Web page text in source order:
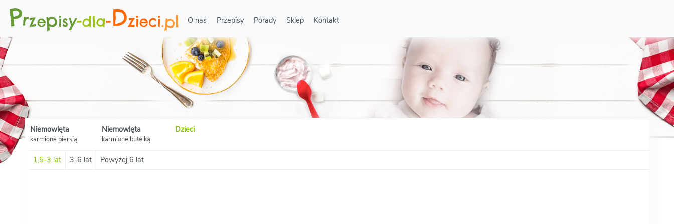
O nas Przepisy Porady Sklep Kontakt
Niemowlęta
karmione piersią
Niemowlęta
karmione butelką
Dzieci
1,5-3 lat 3-6 lat Powyżej 6 lat